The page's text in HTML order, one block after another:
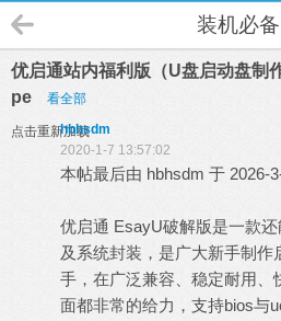
装机必备
优启通站内福利版（U盘启动盘制
pe
看全部
点击重新加载
hbhsdm
2020-1-7 13:57:02
本帖最后由 hbhsdm 于 2026-
优启通 EsayU破解版是一款
及系统封装，是广大新手制
手，在广泛兼容、稳定耐用、
面都非常的给力，支持bios与